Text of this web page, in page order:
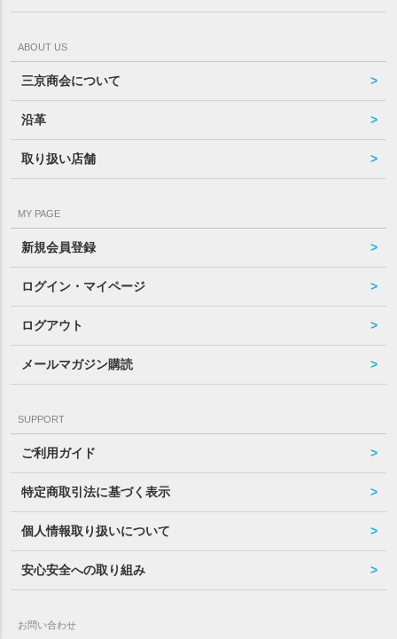
ABOUT US
三京商会について
沿革
取り扱い店舗
MY PAGE
新規会員登録
ログイン・マイページ
ログアウト
メールマガジン購読
SUPPORT
ご利用ガイド
特定商取引法に基づく表示
個人情報取り扱いについて
安心安全への取り組み
お問い合わせ